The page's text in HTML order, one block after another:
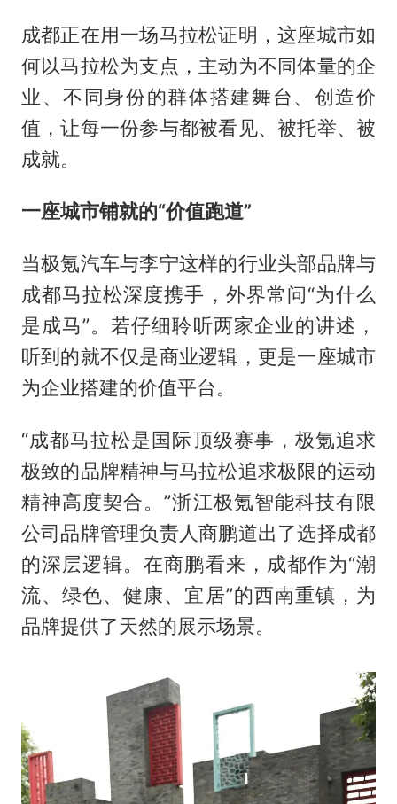
成都正在用一场马拉松证明，这座城市如
何以马拉松为支点，主动为不同体量的企
业、不同身份的群体搭建舞台、创造价
值，让每一份参与都被看见、被托举、被
成就。
一座城市铺就的“价值跑道”
当极氪汽车与李宁这样的行业头部品牌与
成都马拉松深度携手，外界常问“为什么
是成马”。若仔细聆听两家企业的讲述，
听到的就不仅是商业逻辑，更是一座城市
为企业搭建的价值平台。
“成都马拉松是国际顶级赛事，极氪追求
极致的品牌精神与马拉松追求极限的运动
精神高度契合。”浙江极氪智能科技有限
公司品牌管理负责人商鹏道出了选择成都
的深层逻辑。在商鹏看来，成都作为“潮
流、绿色、健康、宜居”的西南重镇，为
品牌提供了天然的展示场景。